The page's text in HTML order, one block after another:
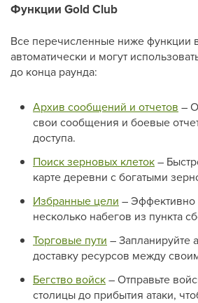
Функции Gold Club
Все перечисленные ниже функции
автоматически и могут
до конца раунда:
Архив сообщений и отчетов –
свои сообщения и боевые
доступа.
Поиск зерновых клеток–
карте деревни с богатыми
Избранные цели – Эффективно
несколько набегов из пункта
Торговые пути – Запланируйте
доставку ресурсов между
Бегство войск– Отправьте
столицы до прибытия атаки,